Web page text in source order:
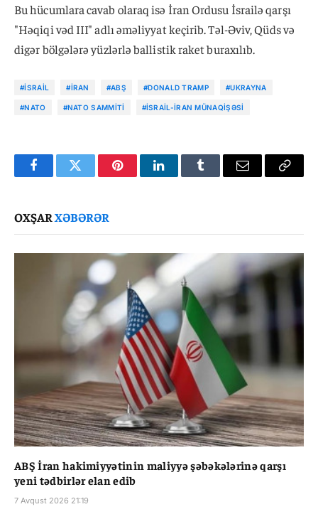
Bu hücumlara cavab olaraq isə İran Ordusu İsrailə qarşı
"Həqiqi vəd III" adlı əməliyyat keçirib. Təl-Əviv, Qüds və
digər bölgələrə yüzlərlə ballistik raket buraxılıb.
#İSRAIL #İRAN #ABŞ #DONALD TRAMP #UKRAYNA
#NATO #NATO SAMMITI #İSRAIL-İRAN MÜNAQIŞƏSI
FacebookTwitter PinterestLinkedInTumblr Email
Copy
OXŞARXƏBƏRƏR
ABŞ İran hakimiyyətinin maliyyə şəbəkələrinə qarşı
yeni tədbirlər elan edib
7 Avqust 2026 21:19